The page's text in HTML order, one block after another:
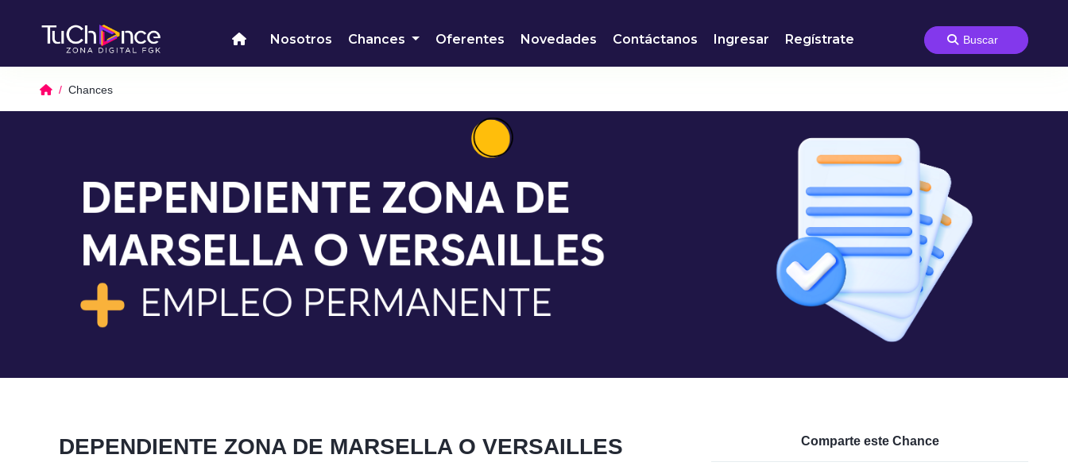
Nosotros Chances Oferentes Novedades Contáctanos Ingresar Regístrate
Chances
DEPENDIENTE ZONA DE MARSELLA O VERSAILLES Comparte este Chance